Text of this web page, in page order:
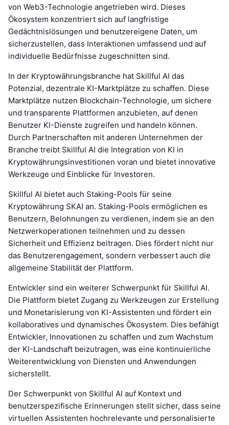
von Web3-Technologie angetrieben wird. Dieses
Ökosystem konzentriert sich auf langfristige
Gedächtnislösungen und benutzereigene Daten, um
sicherzustellen, dass Interaktionen umfassend und auf
individuelle Bedürfnisse zugeschnitten sind.
In der Kryptowährungsbranche hat Skillful AI das
Potenzial, dezentrale KI-Marktplätze zu schaffen. Diese
Marktplätze nutzen Blockchain-Technologie, um sichere
und transparente Plattformen anzubieten, auf denen
Benutzer KI-Dienste zugreifen und handeln können.
Durch Partnerschaften mit anderen Unternehmen der
Branche treibt Skillful AI die Integration von KI in
Kryptowährungsinvestitionen voran und bietet innovative
Werkzeuge und Einblicke für Investoren.
Skillful AI bietet auch Staking-Pools für seine
Kryptowährung SKAI an. Staking-Pools ermöglichen es
Benutzern, Belohnungen zu verdienen, indem sie an den
Netzwerkoperationen teilnehmen und zu dessen
Sicherheit und Effizienz beitragen. Dies fördert nicht nur
das Benutzerengagement, sondern verbessert auch die
allgemeine Stabilität der Plattform.
Entwickler sind ein weiterer Schwerpunkt für Skillful AI.
Die Plattform bietet Zugang zu Werkzeugen zur Erstellung
und Monetarisierung von KI-Assistenten und fördert ein
kollaboratives und dynamisches Ökosystem. Dies befähigt
Entwickler, Innovationen zu schaffen und zum Wachstum
der KI-Landschaft beizutragen, was eine kontinuierliche
Weiterentwicklung von Diensten und Anwendungen
sicherstellt.
Der Schwerpunkt von Skillful AI auf Kontext und
benutzerspezifische Erinnerungen stellt sicher, dass seine
virtuellen Assistenten hochrelevante und personalisierte